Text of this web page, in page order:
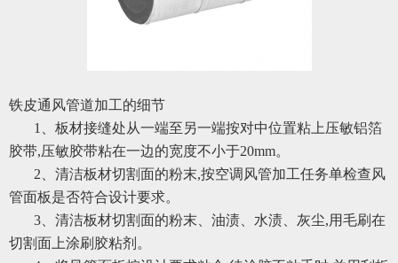
铁皮通风管道加工的细节
1、板材接缝处从一端至另一端按对中位置粘上压敏铝箔
胶带,压敏胶带粘在一边的宽度不小于20mm。
2、清洁板材切割面的粉末,按空调风管加工任务单检查风
管面板是否符合设计要求。
3、清洁板材切割面的粉末、油渍、水渍、灰尘,用毛刷在
切割面上涂刷胶粘剂。